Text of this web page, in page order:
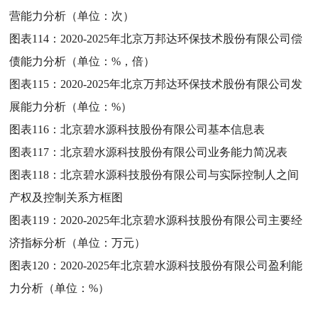
营能力分析（单位：次）
图表114： 2020-2025年北京万邦达环保技术股份有限公司偿
债能力分析（单位：%，倍）
图表115： 2020-2025年北京万邦达环保技术股份有限公司发
展能力分析（单位：%）
图表116：北京碧水源科技股份有限公司基本信息表
图表117：北京碧水源科技股份有限公司业务能力简况表
图表118：北京碧水源科技股份有限公司与实际控制人之间
产权及控制关系方框图
图表119： 2020-2025年北京碧水源科技股份有限公司主要经
济指标分析（单位：万元）
图表120： 2020-2025年北京碧水源科技股份有限公司盈利能
力分析（单位：%）